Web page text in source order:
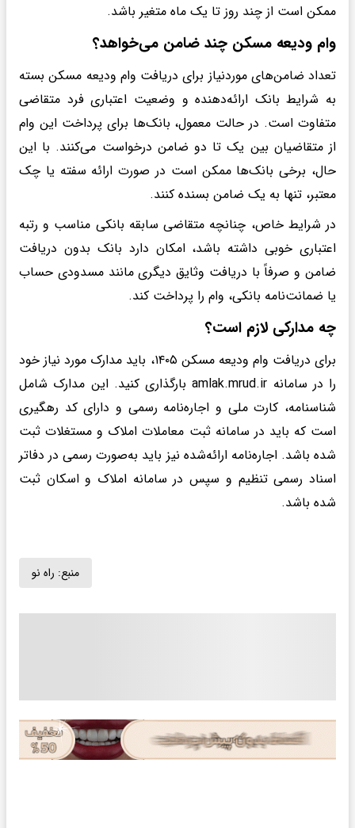
ممکن است از چند روز تا یک ماه متغیر باشد.
وام ودیعه مسکن چند ضامن می‌خواهد؟
تعداد ضامن‌های موردنیاز برای دریافت وام ودیعه مسکن بسته
به شرایط بانک ارائه‌دهنده و وضعیت اعتباری فرد متقاضی
متفاوت است. در حالت معمول، بانک‌ها برای پرداخت این وام
از متقاضیان بین یک تا دو ضامن درخواست می‌کنند. با این
حال، برخی بانک‌ها ممکن است در صورت ارائه سفته یا چک
معتبر، تنها به یک ضامن بسنده کنند.
در شرایط خاص، چنانچه متقاضی سابقه بانکی مناسب و رتبه
اعتباری خوبی داشته باشد، امکان دارد بانک بدون دریافت
ضامن و صرفاً با دریافت وثایق دیگری مانند مسدودی حساب
یا ضمانت‌نامه بانکی، وام را پرداخت کند.
چه مدارکی لازم است؟
برای دریافت وام ودیعه مسکن ۱۴۰۵، باید مدارک مورد نیاز خود
را در سامانه amlak.mrud.ir بارگذاری کنید. این مدارک شامل
شناسنامه، کارت ملی و اجاره‌نامه رسمی و دارای کد رهگیری
است که باید در سامانه ثبت معاملات املاک و مستغلات ثبت
شده باشد. اجاره‌نامه‌ ارائه‌شده نیز باید به‌صورت رسمی در دفاتر
اسناد رسمی تنظیم و سپس در سامانه املاک و اسکان ثبت
شده باشد.
منبع: راه نو